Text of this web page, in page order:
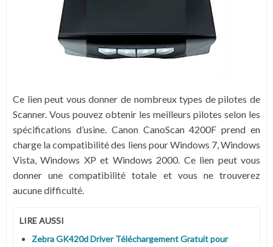
Ce lien peut vous donner de nombreux types de pilotes de
Scanner. Vous pouvez obtenir les meilleurs pilotes selon les
spécifications d’usine. Canon CanoScan 4200F prend en
charge la compatibilité des liens pour Windows 7, Windows
Vista, Windows XP et Windows 2000 . Ce lien peut vous
donner une compatibilité totale et vous ne trouverez
aucune difficulté.
LIRE AUSSI
Zebra GK420d Driver Téléchargement Gratuit pour